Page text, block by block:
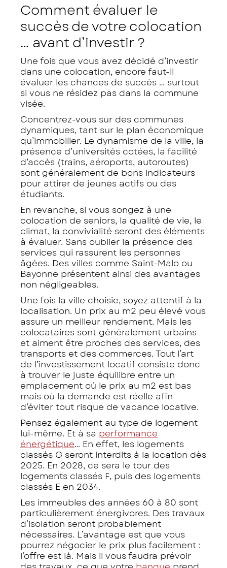
Comment évaluer le
succès de votre colocation
… avant d’investir ?
Une fois que vous avez décidé d’investir
dans une colocation, encore faut-il
évaluer les chances de succès … surtout
si vous ne résidez pas dans la commune
visée.
Concentrez-vous sur des communes
dynamiques, tant sur le plan économique
qu’immobilier. Le dynamisme de la ville, la
présence d’universités cotées, la facilité
d’accès (trains, aéroports, autoroutes)
sont généralement de bons indicateurs
pour attirer de jeunes actifs ou des
étudiants.
En revanche, si vous songez à une
colocation de seniors, la qualité de vie, le
climat, la convivialité seront des éléments
à évaluer. Sans oublier la présence des
services qui rassurent les personnes
âgées. Des villes comme Saint-Malo ou
Bayonne présentent ainsi des avantages
non négligeables.
Une fois la ville choisie, soyez attentif à la
localisation. Un prix au m2 peu élevé vous
assure un meilleur rendement. Mais les
colocataires sont généralement urbains
et aiment être proches des services, des
transports et des commerces. Tout l’art
de l’investissement locatif consiste donc
à trouver le juste équilibre entre un
emplacement où le prix au m2 est bas
mais où la demande est réelle afin
d’éviter tout risque de vacance locative.
Pensez également au type de logement
lui-même. Et à sa performance
énergétique… En effet, les logements
classés G seront interdits à la location dès
2025. En 2028, ce sera le tour des
logements classés F, puis des logements
classés E en 2034.
Les immeubles des années 60 à 80 sont
particulièrement énergivores. Des travaux
d’isolation seront probablement
nécessaires. L’avantage est que vous
pourrez négocier le prix plus facilement :
l’offre est là. Mais il vous faudra prévoir